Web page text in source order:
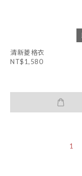
清新菱格衣
NT$1,580
1